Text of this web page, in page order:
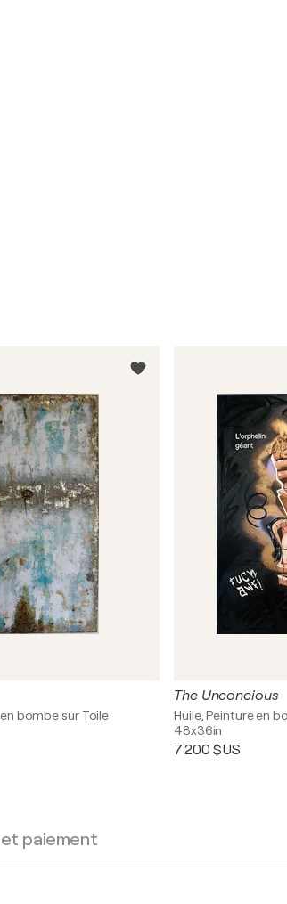
bombe sur Toile
The Unconcious
Huile, Peinture en
48x36in
7 200 $US
paiement